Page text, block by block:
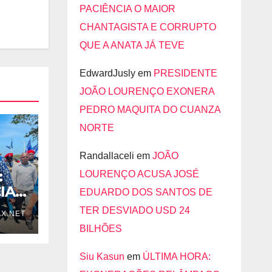
PACIÊNCIA O MAIOR
CHANTAGISTA E CORRUPTO
QUE A ANATA JÁ TEVE
EdwardJuslyem PRESIDENTE
JOÃO LOURENÇO EXONERA
PEDRO MAQUITA DO CUANZA
NORTE
Randallaceli em JOÃO
LOURENÇO ACUSA JOSÉ
EDUARDO DOS SANTOS DE
TER DESVIADO USD 24
BILHÕES
Siu Kasun em ÚLTIMA HORA: